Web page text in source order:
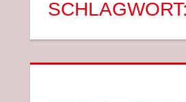
SCHLAGWORT: